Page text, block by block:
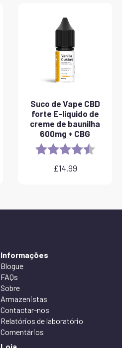
of 5 stars
Suco de Vape CBD
forte E-líquido de
creme de baunilha
600mg + CBG
Rating: 4.6 out
£14.99
Informações
Blogue
FAQs
Sobre
Armazenistas
Contactar-nos
Relatórios de laboratório
Comentários